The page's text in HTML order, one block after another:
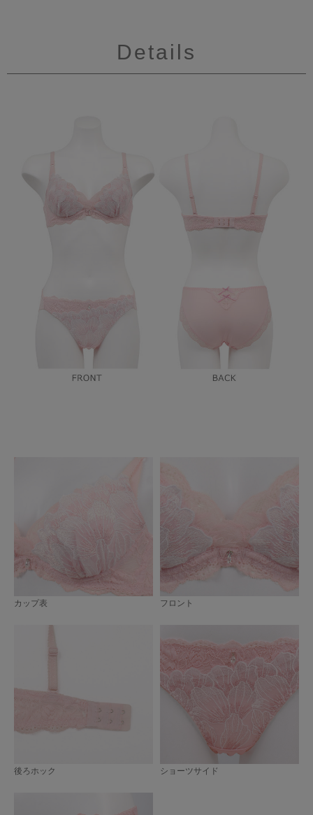
Details
カップ表 フロント
後ろホック ショーツサイド